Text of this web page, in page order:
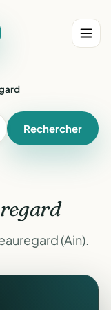
Rechercher
(Ain).